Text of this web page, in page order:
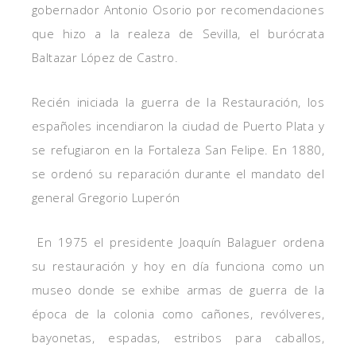
gobernador Antonio Osorio por recomendaciones
que hizo a la realeza de Sevilla, el burócrata
Baltazar López de Castro.
Recién iniciada la guerra de la Restauración, los
españoles incendiaron la ciudad de Puerto Plata y
se refugiaron en la Fortaleza San Felipe. En 1880,
se ordenó su reparación durante el mandato del
general Gregorio Luperón
En 1975 el presidente Joaquín Balaguer ordena
su restauración y hoy en día funciona como un
museo donde se exhibe armas de guerra de la
época de la colonia como cañones, revólveres,
bayonetas, espadas, estribos para caballos,